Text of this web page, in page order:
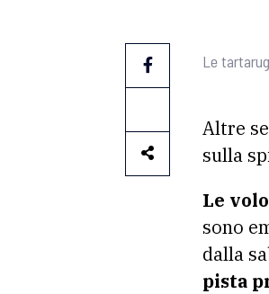
Le
Altre
sulla
Le
sono
dalla
pista